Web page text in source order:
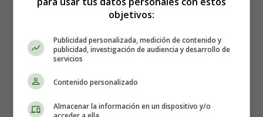
nervioso central y de las diferentes estructuras
sensomotoras: áreas cerebrales corticales, frontales y
y nervios craneales.
objetivos:
Publicidad personalizada, medición de contenido y
publicidad, investigación de audiencia y desarrollo de
servicios
Contenido personalizado
Almacenar la información en un dispositivo y/o